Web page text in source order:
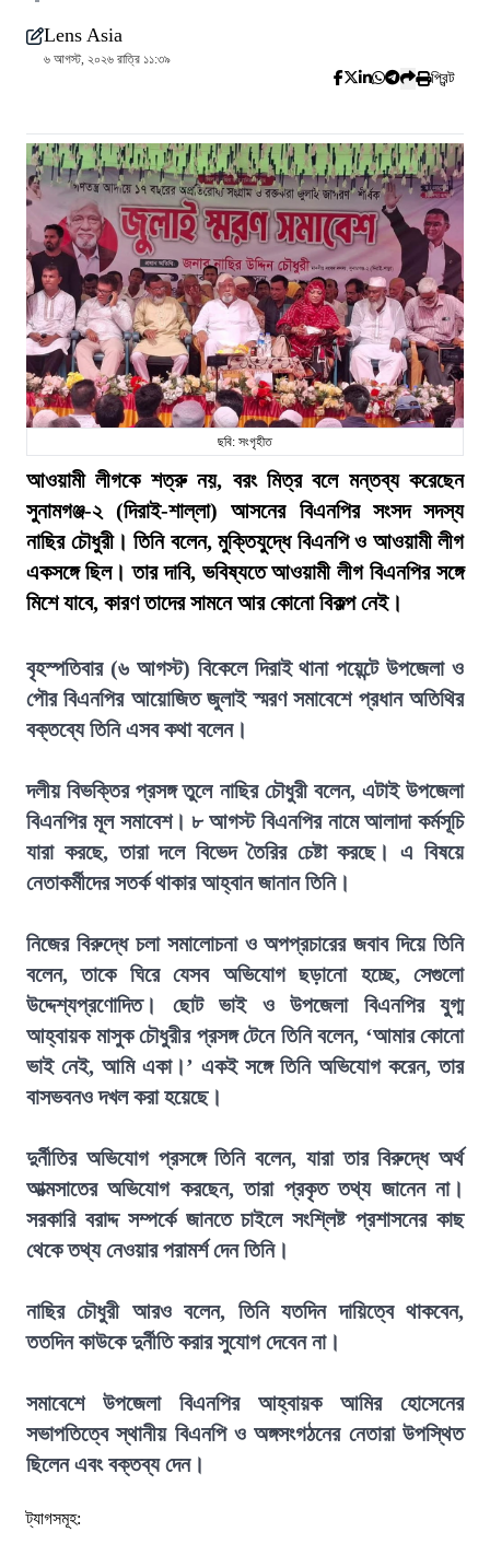
Lens Asia
৬ আগস্ট, ২০২৬ রাত্রি ১১:৩৯
প্রিন্ট
ছবি: সংগৃহীত
আওয়ামী লীগকে শত্রু নয়, বরং মিত্র বলে মন্তব্য করেছেন
সুনামগঞ্জ-২ (দিরাই-শাল্লা) আসনের বিএনপির সংসদ সদস্য
নাছির চৌধুরী। তিনি বলেন, মুক্তিযুদ্ধে বিএনপি ও আওয়ামী লীগ
একসঙ্গে ছিল। তার দাবি, ভবিষ্যতে আওয়ামী লীগ বিএনপির সঙ্গে
মিশে যাবে, কারণ তাদের সামনে আর কোনো বিকল্প নেই।
বৃহস্পতিবার (৬ আগস্ট) বিকেলে দিরাই থানা পয়েন্টে উপজেলা ও
পৌর বিএনপির আয়োজিত জুলাই স্মরণ সমাবেশে প্রধান অতিথির
বক্তব্যে তিনি এসব কথা বলেন।
দলীয় বিভক্তির প্রসঙ্গ তুলে নাছির চৌধুরী বলেন, এটাই উপজেলা
বিএনপির মূল সমাবেশ। ৮ আগস্ট বিএনপির নামে আলাদা কর্মসূচি
যারা করছে, তারা দলে বিভেদ তৈরির চেষ্টা করছে। এ বিষয়ে
নেতাকর্মীদের সতর্ক থাকার আহ্বান জানান তিনি।
নিজের বিরুদ্ধে চলা সমালোচনা ও অপপ্রচারের জবাব দিয়ে তিনি
বলেন, তাকে ঘিরে যেসব অভিযোগ ছড়ানো হচ্ছে, সেগুলো
উদ্দেশ্যপ্রণোদিত। ছোট ভাই ও উপজেলা বিএনপির যুগ্ম
আহ্বায়ক মাসুক চৌধুরীর প্রসঙ্গ টেনে তিনি বলেন, ‘আমার কোনো
ভাই নেই, আমি একা।’ একই সঙ্গে তিনি অভিযোগ করেন, তার
বাসভবনও দখল করা হয়েছে।
দুর্নীতির অভিযোগ প্রসঙ্গে তিনি বলেন, যারা তার বিরুদ্ধে অর্থ
আত্মসাতের অভিযোগ করছেন, তারা প্রকৃত তথ্য জানেন না।
সরকারি বরাদ্দ সম্পর্কে জানতে চাইলে সংশ্লিষ্ট প্রশাসনের কাছ
থেকে তথ্য নেওয়ার পরামর্শ দেন তিনি।
নাছির চৌধুরী আরও বলেন, তিনি যতদিন দায়িত্বে থাকবেন,
ততদিন কাউকে দুর্নীতি করার সুযোগ দেবেন না।
সমাবেশে উপজেলা বিএনপির আহ্বায়ক আমির হোসেনের
সভাপতিত্বে স্থানীয় বিএনপি ও অঙ্গসংগঠনের নেতারা উপস্থিত
ছিলেন এবং বক্তব্য দেন।
ট্যাগসমূহ: